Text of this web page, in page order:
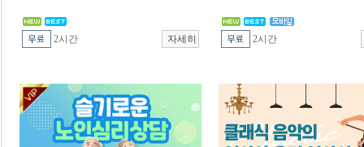
2시간 2시간